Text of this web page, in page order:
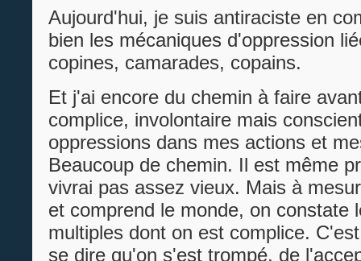
Aujourd'hui, je suis antiraciste en
bien les mécaniques d'oppression
copines, camarades, copains.
Et j'ai encore du chemin à faire
complice, involontaire mais
oppressions dans mes actions et
Beaucoup de chemin. Il est même
vivrai pas assez vieux. Mais à
et comprend le monde, on constate
multiples dont on est complice.
se dire qu'on s'est trompé, de